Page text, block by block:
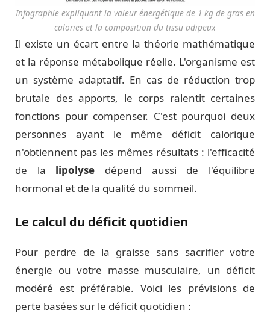
Infographie expliquant la valeur énergétique de 1 kg de gras en
calories et la composition du tissu adipeux
Il existe un écart entre la théorie mathématique
et la réponse métabolique réelle. L'organisme est
un système adaptatif. En cas de réduction trop
brutale des apports, le corps ralentit certaines
fonctions pour compenser. C'est pourquoi deux
personnes ayant le même déficit calorique
n'obtiennent pas les mêmes résultats : l'efficacité
de la lipolyse dépend aussi de l'équilibre
hormonal et de la qualité du sommeil.
Le calcul du déficit quotidien
Pour perdre de la graisse sans sacrifier votre
énergie ou votre masse musculaire, un déficit
modéré est préférable. Voici les prévisions de
perte basées sur le déficit quotidien :